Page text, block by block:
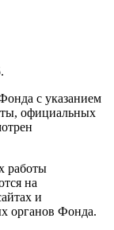
с указанием
официальных
работы
на
и
органов Фонда.